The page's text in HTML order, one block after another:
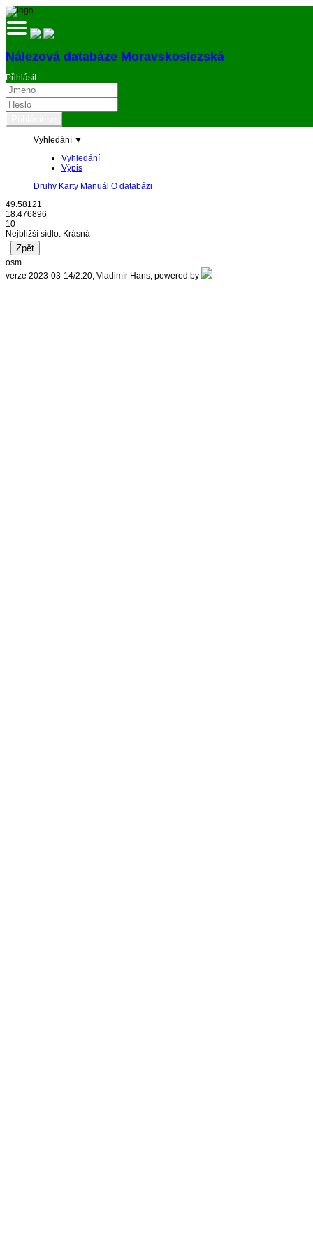
Nálezová databáze Moravskoslezská
Přihlásit
Vyhledání ▼
Vyhledání
Výpis
Druhy Karty Manuál O databázi
49.58121
18.476896
10
Nejbližší sídlo: Krásná
osm
verze 2023-03-14/2.20, Vladimír Hans, powered by